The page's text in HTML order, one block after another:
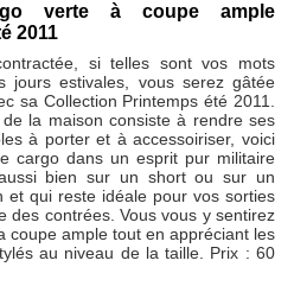
verte à coupe ample
2011
si telles sont vos mots
jours estivales, vous serez gâtée
sa Collection Printemps été 2011.
de la maison consiste à rendre ses
à porter et à accessoiriser, voici
cargo dans un esprit pur militaire
bien sur un short ou sur un
et qui reste idéale pour vos sorties
des contrées. Vous vous y sentirez
coupe ample tout en appréciant les
au niveau de la taille. Prix : 60